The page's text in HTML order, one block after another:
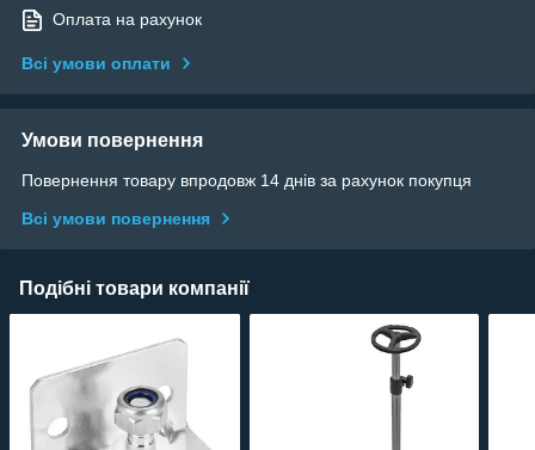
Оплата на рахунок
Всі умови оплати
Умови повернення
Повернення товару впродовж 14 днів за рахунок покупця
Всі умови повернення
Подібні товари компанії